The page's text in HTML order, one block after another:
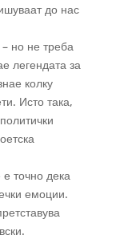
до нас
но не треба
легендата за
колку
Исто така,
точно дека
емоции.